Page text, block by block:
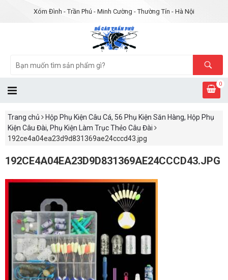
Xóm Đình - Trần Phú - Minh Cường - Thường Tín - Hà Nội
0
Trang chủ
Hộp Phụ Kiện Câu Cá, 56 Phụ Kiện Săn Hàng, Hộp Phụ
Kiện Câu Đài, Phụ Kiện Làm Trục Thẻo Câu Đài
192ce4a04ea23d9d831369ae24cccd43.jpg
192CE4A04EA23D9D831369AE24CCCD43.JPG